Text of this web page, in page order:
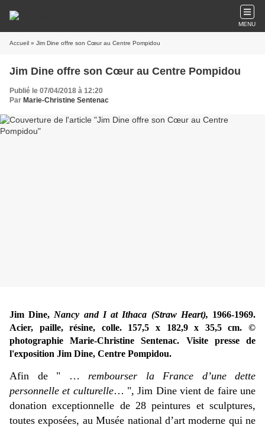
MENU
Accueil » Jim Dine offre son Cœur au Centre Pompidou
Jim Dine offre son Cœur au Centre Pompidou
Publié le 07/04/2018 à 12:20
Par Marie-Christine Sentenac
Jim Dine, Nancy and I at Ithaca (Straw Heart), 1966-1969.
Acier, paille, résine, colle. 157,5 x 182,9 x 35,5 cm. ©
photographie Marie-Christine Sentenac. Visite presse de
l'exposition Jim Dine, Centre Pompidou.
Afin de " … rembourser la France d’une dette
personnelle et culturelle… ", Jim Dine vient de faire une
donation exceptionnelle de 28 peintures et sculptures,
toutes exposées, au Musée national d’art moderne qui ne